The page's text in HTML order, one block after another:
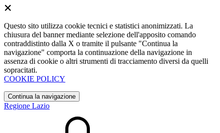
Questo sito utilizza cookie tecnici e statistici anonimizzati. La
chiusura del banner mediante selezione dell'apposito comando
contraddistinto dalla X o tramite il pulsante "Continua la
navigazione" comporta la continuazione della navigazione in
assenza di cookie o altri strumenti di tracciamento diversi da quelli
sopracitati.
COOKIE POLICY
Continua la navigazione
Regione Lazio